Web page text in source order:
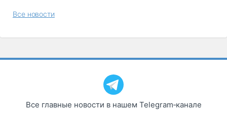
Все новости
Все главные новости в нашем Telegram‑канале